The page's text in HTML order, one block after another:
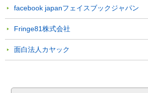
facebook japanフェイスブックジャパン
Fringe81株式会社
面白法人カヤック